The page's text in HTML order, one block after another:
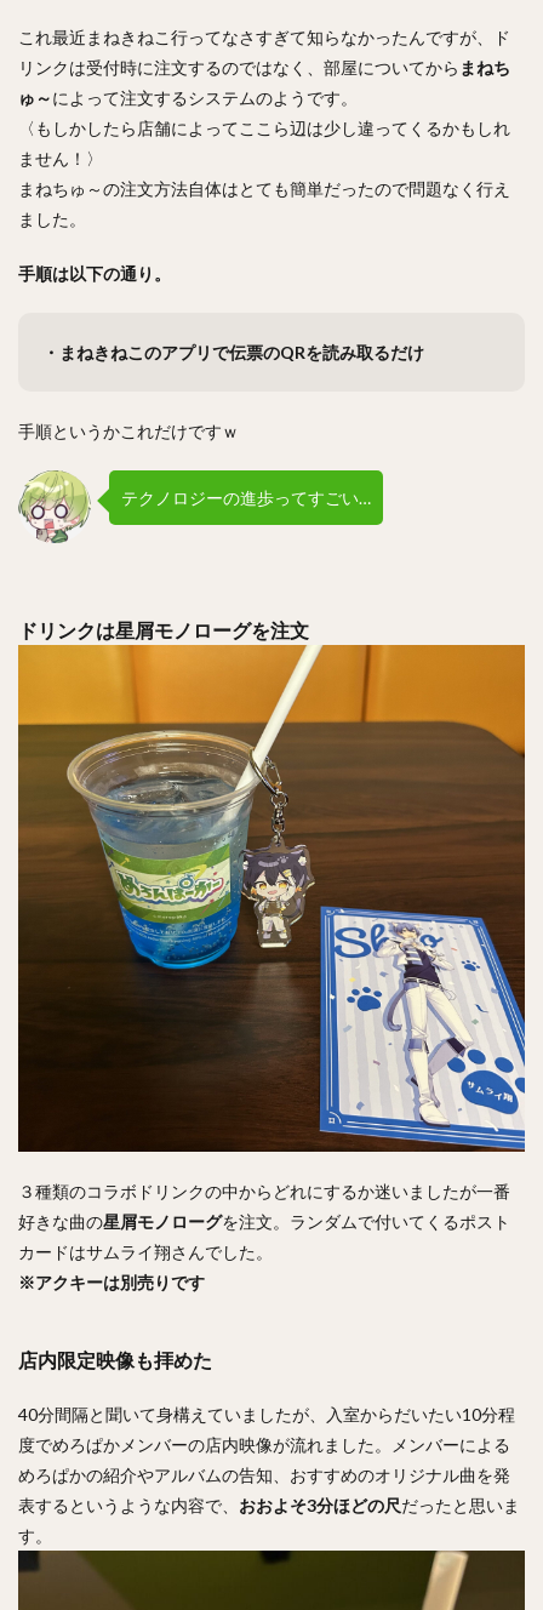
これ最近まねきねこ行ってなさすぎて知らなかったんですが、ド
リンクは受付時に注文するのではなく、部屋についてから まねち
ゅ～によって注文するシステムのようです。
〈もしかしたら店舗によってここら辺は少し違ってくるかもしれ
ません！〉
まねちゅ～の注文方法自体はとても簡単だったので問題なく行え
ました。
手順は以下の通り。
・まねきねこのアプリで伝票のQRを読み取るだけ
手順というかこれだけですｗ
テクノロジーの進歩ってすごい…
ドリンクは星屑モノローグを注文
３種類のコラボドリンクの中からどれにするか迷いましたが一番
好きな曲の星屑モノローグを注文。ランダムで付いてくるポスト
カードはサムライ翔さんでした。
※アクキーは別売りです
店内限定映像も拝めた
40分間隔と聞いて身構えていましたが、入室からだいたい10分程
度でめろぱかメンバーの店内映像が流れました。メンバーによる
めろぱかの紹介やアルバムの告知、おすすめのオリジナル曲を発
表するというような内容で、 おおよそ3分ほどの尺だったと思いま
す。